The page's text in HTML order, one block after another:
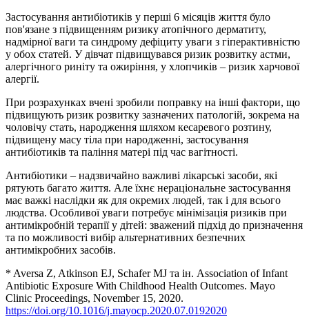
Застосування антибіотиків у перші 6 місяців життя було
пов'язане з підвищенням ризику атопічного дерматиту,
надмірної ваги та синдрому дефіциту уваги з гіперактивністю
у обох статей. У дівчат підвищувався ризик розвитку астми,
алергічного риніту та ожиріння, у хлопчиків – ризик харчової
алергії.
При розрахунках вчені зробили поправку на інші фактори, що
підвищують ризик розвитку зазначених патологій, зокрема на
чоловічу стать, народження шляхом кесаревого розтину,
підвищену масу тіла при народженні, застосування
антибіотиків та паління матері під час вагітності.
Антибіотики – надзвичайно важливі лікарські засоби, які
рятують багато життя. Але їхнє нераціональне застосування
має важкі наслідки як для окремих людей, так і для всього
людства. Особливої ​​уваги потребує мінімізація ризиків при
антимікробній терапії у дітей: зважений підхід до призначення
та по можливості вибір альтернативних безпечних
антимікробних засобів.
* Aversa Z, Atkinson EJ, Schafer MJ та ін. Association of Infant
Antibiotic Exposure With Childhood Health Outcomes. Mayo
Clinic Proceedings, November 15, 2020.
https://doi.org/10.1016/j.mayocp.2020.07.0192020